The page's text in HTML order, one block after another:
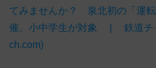
てみませんか？ 泉北初の「運
催、小中学生が対象 | 鉄道チ
ch.com)